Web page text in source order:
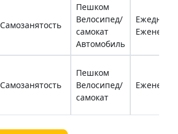
Самозанятость
Пешком
Велосипед/
самокат
Автомобиль
Самозанятость
Пешком
Велосипед/
самокат